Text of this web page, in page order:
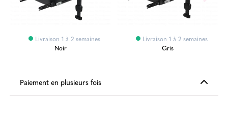
Livraison 1 à 2 semaines
Noir
Livraison 1 à 2 semaines
Gris
Paiement en plusieurs fois